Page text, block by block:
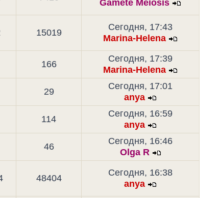
Gamete Meiosis
15019
Сегодня, 17:43
Marina-Helena
166
Сегодня, 17:39
Marina-Helena
29
Сегодня, 17:01
anya
114
Сегодня, 16:59
anya
46
Сегодня, 16:46
Olga R
48404
Сегодня, 16:38
anya